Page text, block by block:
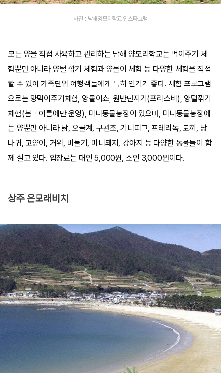
사진 : 남해양모리학교 인스타그램
모든 양을 직접 사육하고 관리하는 남해 양모리학교는 먹이주기 체
험뿐만 아니라 양털 깎기 체험과 양몰이 체험 등 다양한 체험을 직접
할 수 있어 가족단위 여행객들에게 특히 인기가 좋다. 체험 프로그램
으로는 양먹이주기체험, 양몰이쇼, 원반던지기(프리스비), 양털깎기
체험(봄ㆍ여름에만 운영), 미니동물농장이 있으며, 미니동물농장에
는 양뿐만 아니라 닭, 오골계, 구관조, 기니피그, 프레리독, 토끼, 당
나귀, 고양이, 거위, 비둘기, 미니돼지, 강아지 등 다양한 동물들이 함
께 살고 있다. 입장료는 대인 5,000원, 소인 3,000원이다.
상주 은모래비치